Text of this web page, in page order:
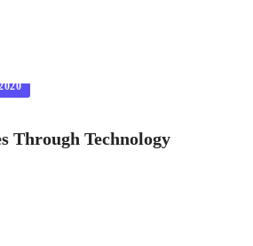
Through Technology